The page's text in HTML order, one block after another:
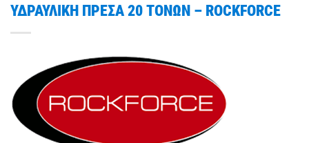
ΥΔΡΑΥΛΙΚΗ ΠΡΕΣΑ 20 ΤΟΝΩΝ – ROCKFORCE